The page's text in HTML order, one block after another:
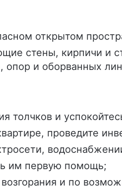
открытом
стены, кирпичи и
и оборванных
толчков и
проведите
им первую помощь;
возгорания и по